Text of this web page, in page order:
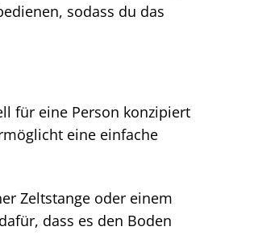
sodass du das
für eine Person konzipiert
eine einfache
Zeltstange oder einem
dass es den Boden